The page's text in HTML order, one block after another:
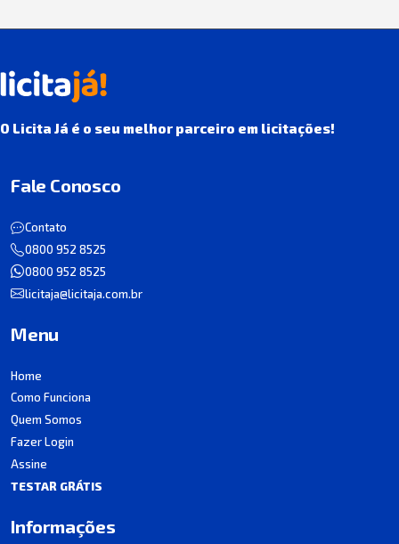
O Licita Já é o seu melhor parceiro em licitações!
Fale Conosco
Contato
0800 952 8525
0800 952 8525
licitaja@licitaja.com.br
Menu
Home
Como Funciona
Quem Somos
Fazer Login
Assine
TESTAR GRÁTIS
Informações